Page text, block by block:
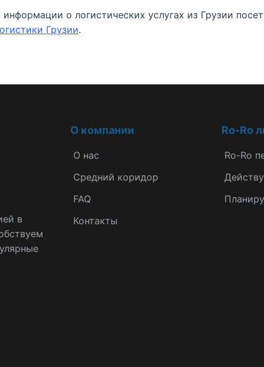
о логистических услугах из Грузии
Грузии.
в
О компании
О нас
Средний коридор
FAQ
Контакты
Ro-Ro
Ro-Ro